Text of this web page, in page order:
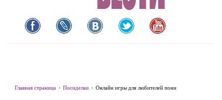
Главная страница Посиделки Онлайн игры для любителей пони